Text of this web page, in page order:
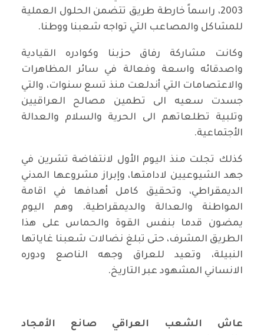
2003، راسماً خارطة طريق تتضمن الحلول العملية
للمشاكل والمصاعب التي تواجه شعبنا ووطنا.
وكانت مشاركة رفاق حزبنا وكوادره القيادية
واصدقائه واسعة وفعالة في سائر المظاهرات
والاعتصامات التي أندلعت منذ تسع سنوات، والتي
جسدت سعيه الى تطمين مصالح العراقيين
وتلبية تطلعاتهم الى الحرية والسلام والعدالة
الأجتماعية.
كذلك تجلت منذ اليوم الأول لانتفاضة تشرين في
جهد الشيوعيين لادامتها، وإبراز مشروعها المدني
الديمقراطي، وتحقيق كامل أهدافها في اقامة
المواطنة والعدالة والديمقراطية. وهم اليوم
يمضون قدما بنفس القوة والحماس على هذا
الطريق المشرف، حتى تبلغ نضالات شعبنا غاياتها
النبيلة، وتعيد للعراق وجهه الناصع ودوره
الانساني المشهود عبر التاريخ.
عاش الشعب العراقي صانع الأمجاد